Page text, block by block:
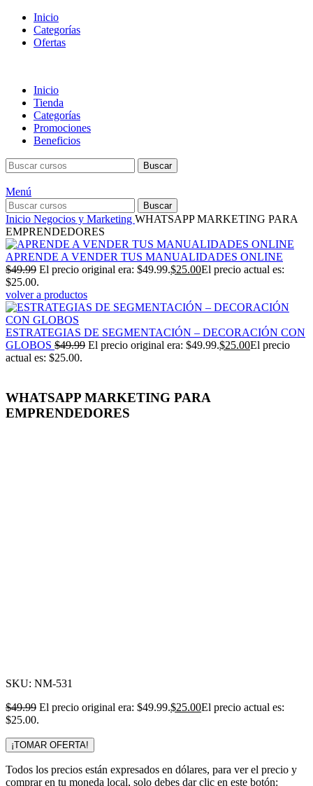
Inicio
Categorías
Ofertas
Inicio
Tienda
Categorías
Promociones
Beneficios
Buscar
Menú
Buscar
Inicio Negocios y Marketing WHATSAPP MARKETING PARA
EMPRENDEDORES
APRENDE A VENDER TUS MANUALIDADES ONLINE
$49.99 El precio original era: $49.99.$25.00El precio actual es:
$25.00.
volver a productos
ESTRATEGIAS DE SEGMENTACIÓN – DECORACIÓN CON
GLOBOS $49.99 El precio original era: $49.99.$25.00El precio
actual es: $25.00.
WHATSAPP MARKETING PARA
EMPRENDEDORES
SKU: NM-531
$49.99 El precio original era: $49.99.$25.00El precio actual es:
$25.00.
¡TOMAR OFERTA!
Todos los precios están expresados en dólares, para ver el precio y
comprar en tu moneda local, solo debes dar clic en este botón: